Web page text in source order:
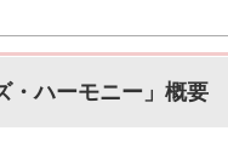
・ハーモニー」概要